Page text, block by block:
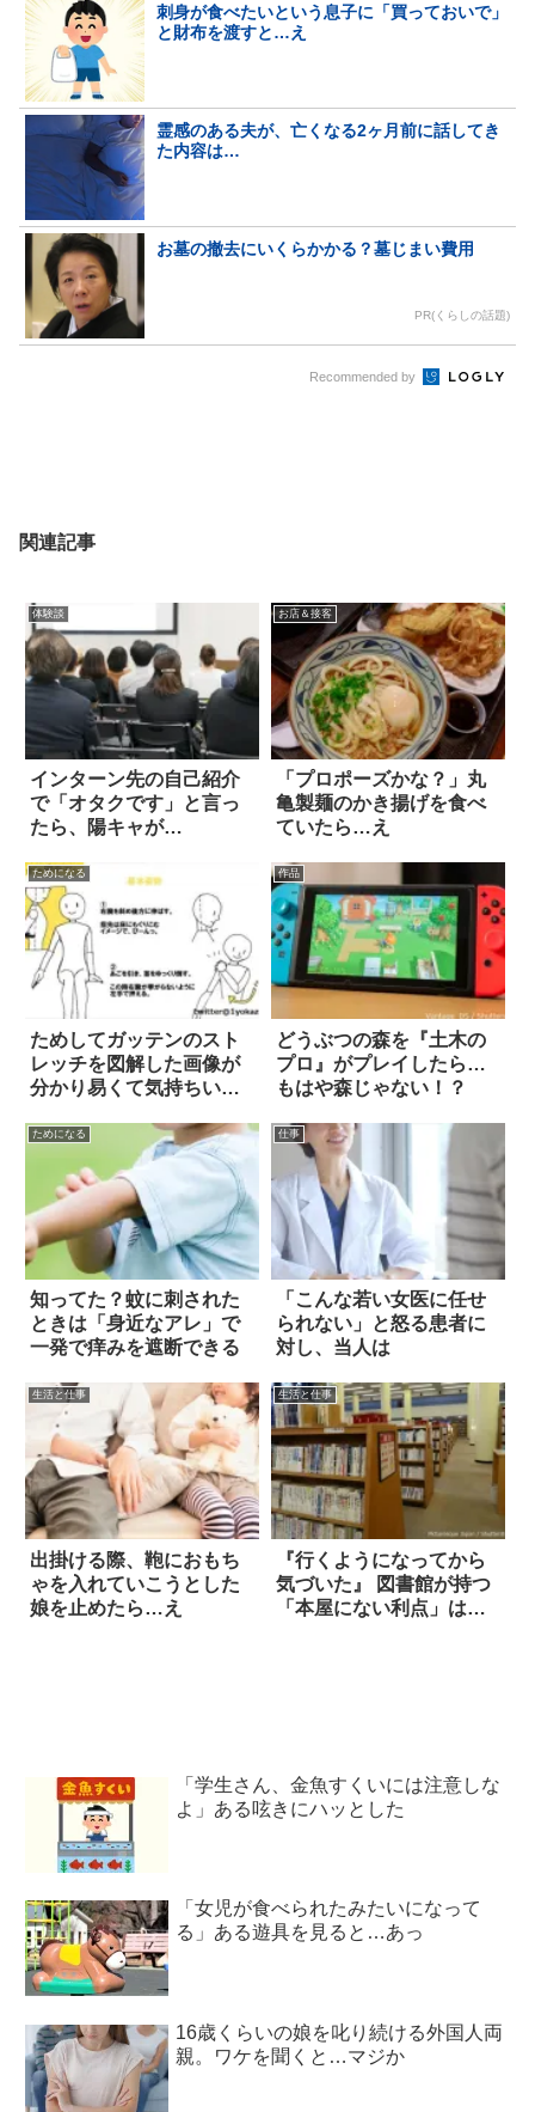
刺身が食べたいという息子に「買っておいで」
と財布を渡すと…え
霊感のある夫が、亡くなる2ヶ月前に話してき
た内容は…
お墓の撤去にいくらかかる？墓じまい費用
PR(くらしの話題)
Recommended by
関連記事
体験談
インターン先の自己紹介
で「オタクです」と言っ
たら、陽キャが…
お店＆接客
「プロポーズかな？」丸
亀製麺のかき揚げを食べ
ていたら…え
ためになる
ためしてガッテンのスト
レッチを図解した画像が
分かり易くて気持ちいい
作品
どうぶつの森を『土木の
プロ』がプレイしたら…
もはや森じゃない！？
ためになる
知ってた？蚊に刺された
ときは「身近なアレ」で
一発で痒みを遮断できる
仕事
「こんな若い女医に任せ
られない」と怒る患者に
対し、当人は
生活と仕事
出掛ける際、鞄におもち
ゃを入れていこうとした
娘を止めたら…え
生活と仕事
『行くようになってから
気づいた』 図書館が持つ
「本屋にない利点」は…
「学生さん、金魚すくいには注意しな
よ」ある呟きにハッとした
「女児が食べられたみたいになって
る」ある遊具を見ると…あっ
16歳くらいの娘を叱り続ける外国人両
親。ワケを聞くと…マジか